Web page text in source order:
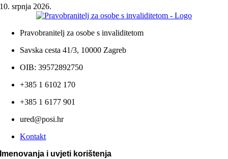
10. srpnja 2026.
Pravobranitelj za osobe s invaliditetom
Savska cesta 41/3, 10000 Zagreb
OIB: 39572892750
+385 1 6102 170
+385 1 6177 901
ured@posi.hr
Kontakt
Imenovanja i uvjeti korištenja